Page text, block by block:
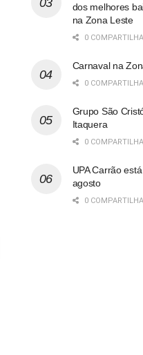
dos melhores
na Zona Leste
0
Carnaval na
0
Grupo São
Itaquera
0
UPA Carrão
agosto
0